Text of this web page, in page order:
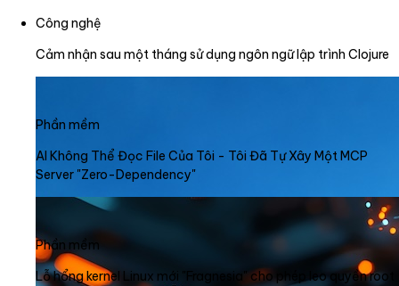
Công nghệ
Cảm nhận sau một tháng sử dụng ngôn ngữ lập trình Clojure
Phần mềm
AI Không Thể Đọc File Của Tôi - Tôi Đã Tự Xây Một MCP
Server "Zero-Dependency"
Phần mềm
Lỗ hổng kernel Linux mới "Fragnesia" cho phép leo quyền root